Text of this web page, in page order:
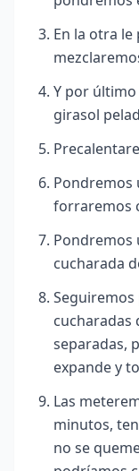
En la otra
Y por
girasol
Pondremos
forraremos
Pondremos
cucharada
cucharadas
separadas,
expande y
Las
minutos,
no se